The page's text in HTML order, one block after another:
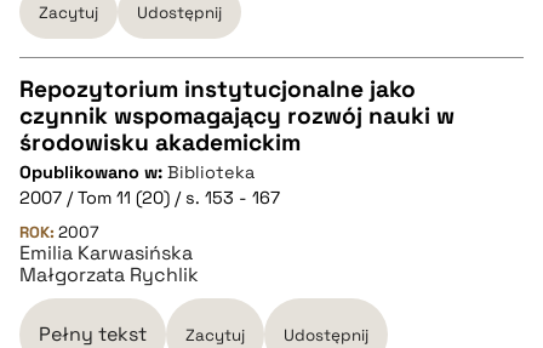
BIBTEX
pobierz cytat
Zacytuj Udostępnij
CZYSTY TEKST
pobierz cytat
BIBTEX
Repozytorium instytucjonalne jako
czynnik wspomagający rozwój nauki w
środowisku akademickim
Opublikowano w: Biblioteka
2007 / Tom 11 (20) / s. 153 - 167
ROK: 2007
Emilia Karwasińska
Małgorzata Rychlik
Pełny tekst Zacytuj Udostępnij